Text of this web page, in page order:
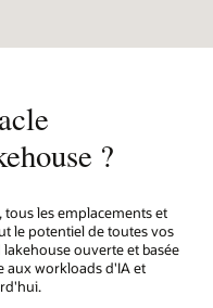
?
les emplacements et
le potentiel de toutes vos
ouverte et basée
aux workloads d'IA et